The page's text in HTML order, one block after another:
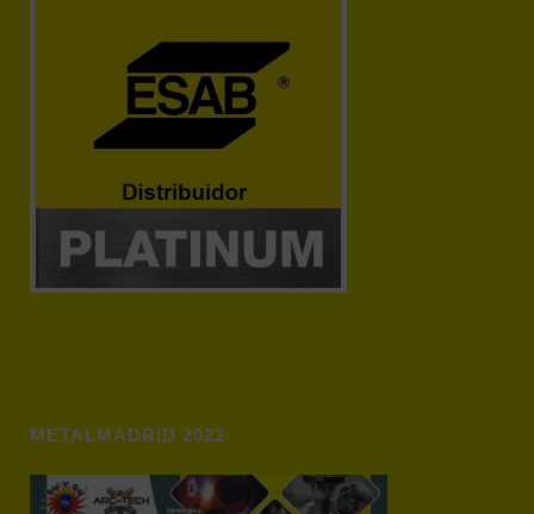
METALMADRID 2022